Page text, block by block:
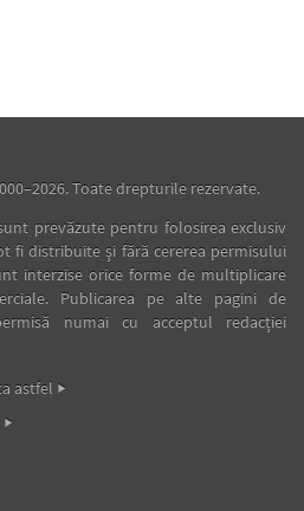
Toate drepturile rezervate.
prevăzute pentru folosirea exclusiv
fi distribuite şi fără cererea permisului
interzise orice forme de multiplicare
Publicarea pe alte pagini de
numai cu acceptul redacţiei
astfel